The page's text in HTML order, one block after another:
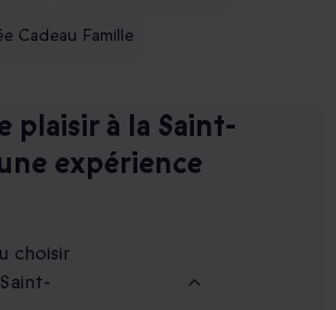
Cadeau Famille
plaisir à la Saint-
expérience
choisir